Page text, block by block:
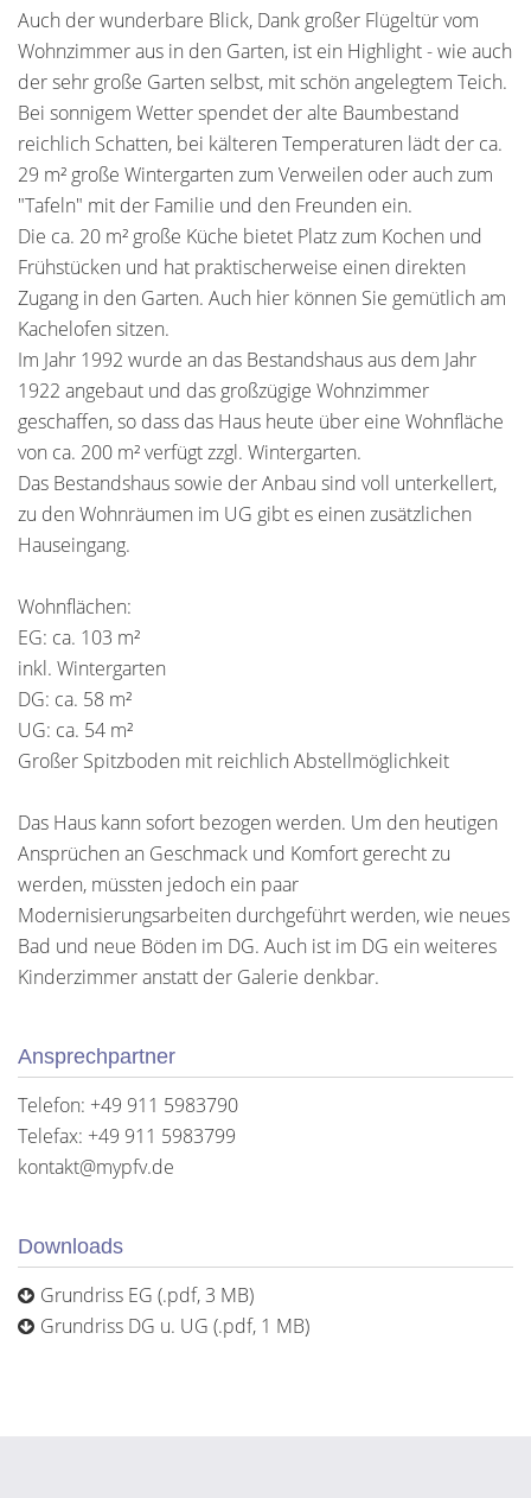
Auch der wunderbare Blick, Dank großer Flügeltür vom
Wohnzimmer aus in den Garten, ist ein Highlight - wie auch
der sehr große Garten selbst, mit schön angelegtem Teich.
Bei sonnigem Wetter spendet der alte Baumbestand
reichlich Schatten, bei kälteren Temperaturen lädt der ca.
29 m² große Wintergarten zum Verweilen oder auch zum
"Tafeln" mit der Familie und den Freunden ein.
Die ca. 20 m² große Küche bietet Platz zum Kochen und
Frühstücken und hat praktischerweise einen direkten
Zugang in den Garten. Auch hier können Sie gemütlich am
Kachelofen sitzen.
Im Jahr 1992 wurde an das Bestandshaus aus dem Jahr
1922 angebaut und das großzügige Wohnzimmer
geschaffen, so dass das Haus heute über eine Wohnfläche
von ca. 200 m² verfügt zzgl. Wintergarten.
Das Bestandshaus sowie der Anbau sind voll unterkellert,
zu den Wohnräumen im UG gibt es einen zusätzlichen
Hauseingang.
Wohnflächen:
EG: ca. 103 m²
inkl. Wintergarten
DG: ca. 58 m²
UG: ca. 54 m²
Großer Spitzboden mit reichlich Abstellmöglichkeit
Das Haus kann sofort bezogen werden. Um den heutigen
Ansprüchen an Geschmack und Komfort gerecht zu
werden, müssten jedoch ein paar
Modernisierungsarbeiten durchgeführt werden, wie neues
Bad und neue Böden im DG. Auch ist im DG ein weiteres
Kinderzimmer anstatt der Galerie denkbar.
Ansprechpartner
Telefon: +49 911 5983790
Telefax: +49 911 5983799
kontakt@mypfv.de
Downloads
Grundriss EG (.pdf, 3 MB)
Grundriss DG u. UG (.pdf, 1 MB)